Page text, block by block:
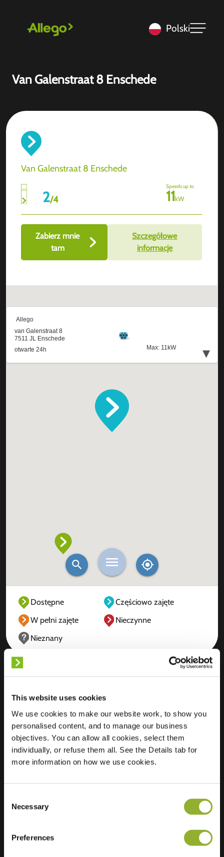
This website uses cookies
We use cookies to make our website work, to show you
personalised content, and to manage our business
objectives. You can allow all cookies, select them
individually, or refuse them all. See the Details tab for
more information on how we use cookies.
Selection
Necessary
Preferences
Polski
Van Galenstraat 8 Enschede
Van Galenstraat 8 Enschede
2/4
Speeds up to
11kW
Zabierz mnie
tam
Szczegółowe
informacje
Dostępne
Częściowo zajęte
W pełni zajęte
Nieczynne
Nieznany
Van Galenstraat 8
7511 JL Enschede
Holandia
Regular Charging 2 of 4 available
Dodatkowe informacje